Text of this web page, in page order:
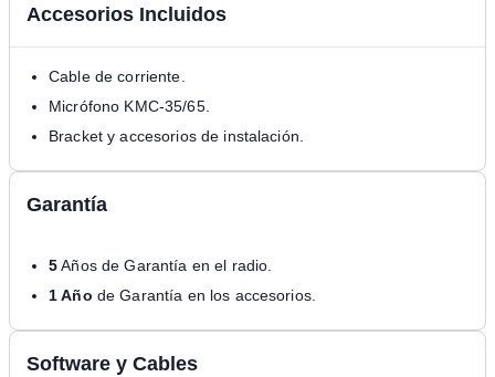
Accesorios Incluidos
Cable de corriente.
Micrófono KMC-35/65.
Bracket y accesorios de instalación.
Garantía
5Años de Garantía en el radio.
1 Año de Garantía en los accesorios.
Software y Cables